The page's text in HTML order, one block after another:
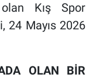
Kış Spor
24 Mayıs 2026
OLAN BİR